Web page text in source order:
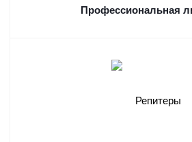
Профессиональная